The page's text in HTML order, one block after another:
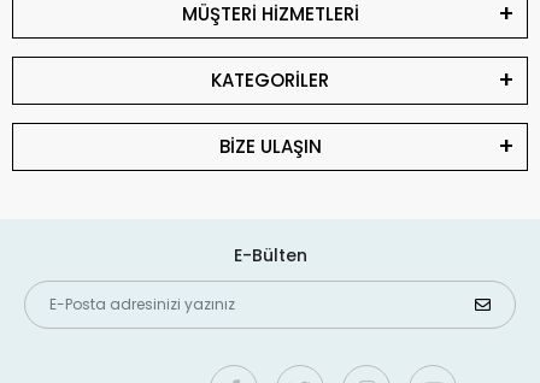
MÜŞTERİ HİZMETLERİ
KATEGORİLER
BİZE ULAŞIN
E-Bülten